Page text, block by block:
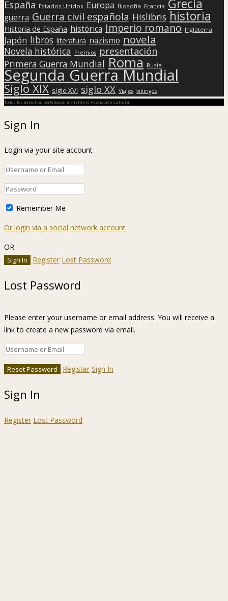
España Estados Unidos Europa filosofía Francia Grecia
guerra Guerra civil española Hislibris historia
Historia de España histórica Imperio romano Inglaterra
Japón libros literatura nazismo novela
Novela histórica Premios presentación
Primera Guerra Mundial Roma Rusia
Segunda Guerra Mundial
Siglo XIX siglo XVI siglo XX Viajes vikingos
Todos los derechos pertenecen a Hislibris Asociación cultural
Sign In
Login via your site account
Remember Me
Or login via a social network account
OR
Register Lost Password
Lost Password
Please enter your username or email address. You will receive a
link to create a new password via email.
Register Sign In
Sign In
Register Lost Password